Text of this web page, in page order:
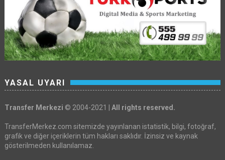
YASAL UYARI
Transfer Merkezi © 2004-2021 | All rights reserved.
TransferMerkez.com sitemizde yayınlanan istatistik, bilgi, fotoğraf,
grafik ve diğer içeriklerin tüm hakları saklıdır. İzinsiz ve kaynak
gösterilmeden kullanılamaz.